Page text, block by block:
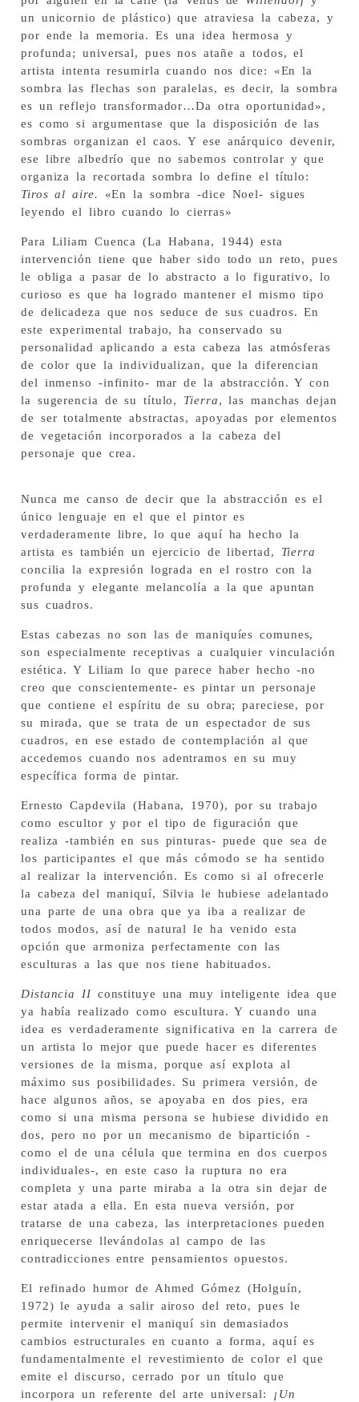
un unicornio de plástico) que atraviesa la cabeza, y
por ende la memoria. Es una idea hermosa y
profunda; universal, pues nos atañe a todos, el
artista intenta resumirla cuando nos dice: «En la
sombra las flechas son paralelas, es decir, la sombra
es un reflejo transformador…Da otra oportunidad»,
es como si argumentase que la disposición de las
sombras organizan el caos. Y ese anárquico devenir,
ese libre albedrío que no sabemos controlar y que
organiza la recortada sombra lo define el título:
Tiros al aire.
«En la sombra -dice Noel- sigues
leyendo el libro cuando lo cierras»
Para Liliam Cuenca (La Habana, 1944) esta
intervención tiene que haber sido todo un reto, pues
le obliga a pasar de lo abstracto a lo figurativo, lo
curioso es que ha logrado mantener el mismo tipo
de delicadeza que nos seduce de sus cuadros. En
este experimental trabajo, ha conservado su
personalidad aplicando a esta cabeza las atmósferas
de color que la individualizan, que la diferencian
del inmenso -infinito- mar de la abstracción. Y con
la sugerencia de su título, Tierra, las manchas dejan
de ser totalmente abstractas, apoyadas por elementos
de vegetación incorporados a la cabeza del
personaje que crea.
Nunca me canso de decir que la abstracción es el
único lenguaje en el que el pintor es
verdaderamente libre, lo que aquí ha hecho la
artista es también un ejercicio de libertad, Tierra
concilia la expresión lograda en el rostro con la
profunda y elegante melancolía a la que apuntan
sus cuadros.
Estas cabezas no son las de maniquíes comunes,
son especialmente receptivas a cualquier vinculación
estética. Y Liliam lo que parece haber hecho -no
creo que conscientemente- es pintar un personaje
que contiene el espíritu de su obra; pareciese, por
su mirada, que se trata de un espectador de sus
cuadros, en ese estado de contemplación al que
accedemos cuando nos adentramos en su muy
específica forma de pintar.
Ernesto Capdevila (Habana, 1970), por su trabajo
como escultor y por el tipo de figuración que
realiza -también en sus pinturas- puede que sea de
los participantes el que más cómodo se ha sentido
al realizar la intervención. Es como si al ofrecerle
la cabeza del maniquí, Silvia le hubiese adelantado
una parte de una obra que ya iba a realizar de
todos modos, así de natural le ha venido esta
opción que armoniza perfectamente con las
esculturas a las que nos tiene habituados.
Distancia IIconstituye una muy inteligente idea que
ya había realizado como escultura. Y cuando una
idea es verdaderamente significativa en la carrera de
un artista lo mejor que puede hacer es diferentes
versiones de la misma, porque así explota al
máximo sus posibilidades. Su primera versión, de
hace algunos años, se apoyaba en dos pies, era
como si una misma persona se hubiese dividido en
dos, pero no por un mecanismo de bipartición -
como el de una célula que termina en dos cuerpos
individuales-, en este caso la ruptura no era
completa y una parte miraba a la otra sin dejar de
estar atada a ella. En esta nueva versión, por
tratarse de una cabeza, las interpretaciones pueden
enriquecerse llevándolas al campo de las
contradicciones entre pensamientos opuestos.
El refinado humor de Ahmed Gómez (Holguín,
1972) le ayuda a salir airoso del reto, pues le
permite intervenir el maniquí sin demasiados
cambios estructurales en cuanto a forma, aquí es
fundamentalmente el revestimiento de color el que
emite el discurso, cerrado por un título que
incorpora un referente del arte universal:
¡Un